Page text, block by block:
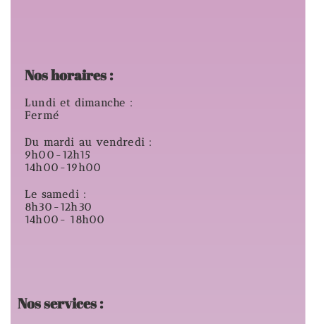
Nos horaires :
Lundi et dimanche :
Fermé
Du mardi au vendredi :
9h00-12h15
14h00-19h00
Le samedi :
8h30-12h30
14h00- 18h00
Nos services :